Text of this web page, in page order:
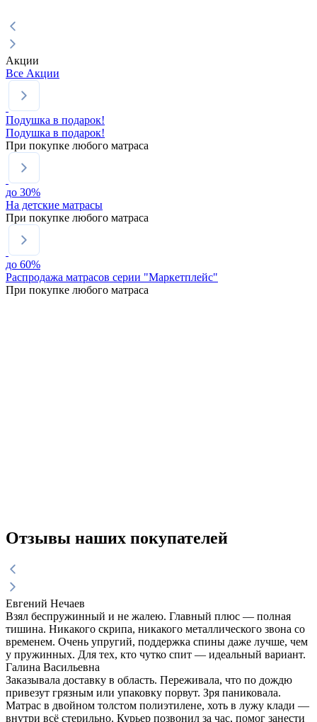
Акции
Все Акции
Подушка в подарок!
Подушка в подарок!
При покупке любого матраса
до 30%
На детские матрасы
При покупке любого матраса
до 60%
Распродажа матрасов серии "Маркетплейс"
При покупке любого матраса
Отзывы наших покупателей
Евгений Нечаев
Взял беспружинный и не жалею. Главный плюс — полная
тишина. Никакого скрипа, никакого металлического звона со
временем. Очень упругий, поддержка спины даже лучше, чем
у пружинных. Для тех, кто чутко спит — идеальный вариант.
Галина Васильевна
Заказывала доставку в область. Переживала, что по дождю
привезут грязным или упаковку порвут. Зря паниковала.
Матрас в двойном толстом полиэтилене, хоть в лужу клади —
внутри всё стерильно. Курьер позвонил за час, помог занести